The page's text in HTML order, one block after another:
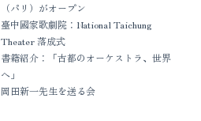
（パリ）がオープン
臺中國家歌劇院：National Taichung
Theater 落成式
書籍紹介：「古都のオーケストラ、世界
へ」
岡田新一先生を送る会